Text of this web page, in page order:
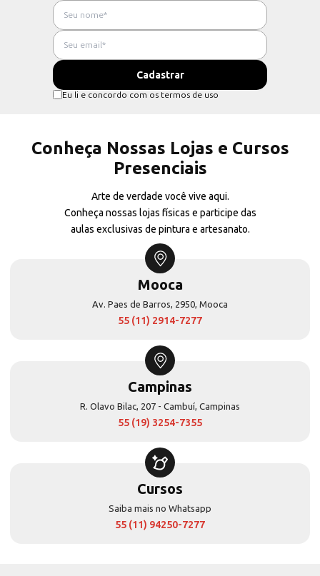
Eu li e concordo com os termos de uso
Conheça Nossas Lojas e Cursos
Presenciais
Arte de verdade você vive aqui.
Conheça nossas lojas físicas e participe das
aulas exclusivas de pintura e artesanato.
Mooca
Av. Paes de Barros, 2950, Mooca
55 (11) 2914-7277
Campinas
R. Olavo Bilac, 207 - Cambuí, Campinas
55 (19) 3254-7355
Cursos
Saiba mais no Whatsapp
55 (11) 94250-7277